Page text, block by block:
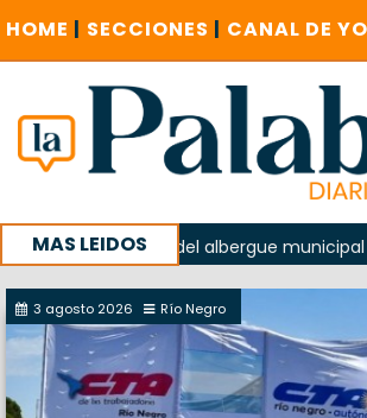
HOME | SECCIONES | CANAL DE
MAS LEIDOS
del albergue municipal de Viedma
con un encuentro provincial en Roca
3 agosto 2026 Río Negro